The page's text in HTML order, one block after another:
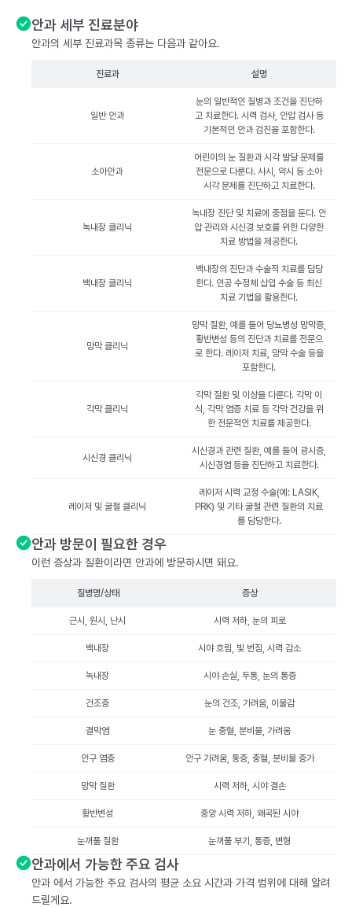
안과 세부 진료분야
안과의 세부 진료과목 종류는 다음과 같아요.
진료과 설명
일반 안과
눈의 일반적인 질병과 조건을 진단하
고 치료한다. 시력 검사, 안압 검사 등
기본적인 안과 검진을 포함한다.
소아안과
어린이의 눈 질환과 시각 발달 문제를
전문으로 다룬다. 사시, 약시 등 소아
시각 문제를 진단하고 치료한다.
녹내장 클리닉
녹내장 진단 및 치료에 중점을 둔다. 안
압 관리와 시신경 보호를 위한 다양한
치료 방법을 제공한다.
백내장 클리닉
백내장의 진단과 수술적 치료를 담당
한다. 인공 수정체 삽입 수술 등 최신
치료 기법을 활용한다.
망막 클리닉
망막 질환, 예를 들어 당뇨병성 망막증,
황반변성 등의 진단과 치료를 전문으
로 한다. 레이저 치료, 망막 수술 등을
포함한다.
각막 클리닉
각막 질환 및 이상을 다룬다. 각막 이
식, 각막 염증 치료 등 각막 건강을 위
한 전문적인 치료를 제공한다.
시신경 클리닉
시신경과 관련 질환, 예를 들어 광시증,
시신경염 등을 진단하고 치료한다.
레이저 및 굴절 클리닉
레이저 시력 교정 수술(예: LASIK,
PRK) 및 기타 굴절 관련 질환의 치료
를 담당한다.
안과 방문이 필요한 경우
이런 증상과 질환이라면 안과에 방문하시면 돼요.
질병명/상태 증상
근시, 원시, 난시 시력 저하, 눈의 피로
백내장 시야 흐림, 빛 번짐, 시력 감소
녹내장 시야 손실, 두통, 눈의 통증
건조증 눈의 건조, 가려움, 이물감
결막염 눈 충혈, 분비물, 가려움
안구 염증 안구 가려움, 통증, 충혈, 분비물 증가
망막 질환 시력 저하, 시야 결손
황반변성 중앙 시력 저하, 왜곡된 시야
눈꺼풀 질환 눈꺼풀 부기, 통증, 변형
안과에서 가능한 주요 검사
안과 에서 가능한 주요 검사의 평균 소요 시간과 가격 범위에 대해 알려
드릴게요.